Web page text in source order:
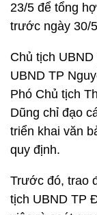
23/5 để tổng
trước ngày 30/
Chủ tịch
UBND TP
Phó Chủ tịch
Dũng chỉ đạo
triển khai văn
quy định.
Trước đó, trao
tịch UBND TP